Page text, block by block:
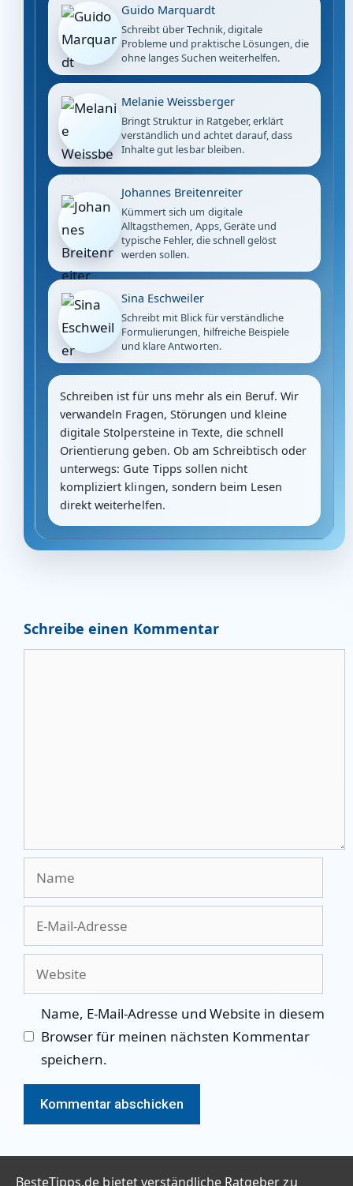
Guido Marquardt
Schreibt über Technik, digitale
Probleme und praktische Lösungen, die
ohne langes Suchen weiterhelfen.
Melanie Weissberger
Bringt Struktur in Ratgeber, erklärt
verständlich und achtet darauf, dass
Inhalte gut lesbar bleiben.
Johannes Breitenreiter
Kümmert sich um digitale
Alltagsthemen, Apps, Geräte und
typische Fehler, die schnell gelöst
werden sollen.
Sina Eschweiler
Schreibt mit Blick für verständliche
Formulierungen, hilfreiche Beispiele
und klare Antworten.
Schreiben ist für uns mehr als ein Beruf. Wir
verwandeln Fragen, Störungen und kleine
digitale Stolpersteine in Texte, die schnell
Orientierung geben. Ob am Schreibtisch oder
unterwegs: Gute Tipps sollen nicht
kompliziert klingen, sondern beim Lesen
direkt weiterhelfen.
Schreibe einen Kommentar
Name, E-Mail-Adresse und Website in diesem
Browser für meinen nächsten Kommentar
speichern.
BesteTipps.de bietet verständliche Ratgeber zu